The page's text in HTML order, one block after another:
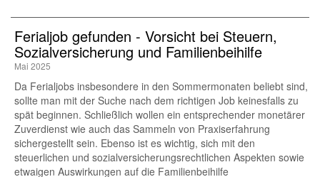
Ferialjob gefunden - Vorsicht bei Steuern,
Sozialversicherung und Familienbeihilfe
Mai 2025
Da Ferialjobs insbesondere in den Sommermonaten beliebt sind,
sollte man mit der Suche nach dem richtigen Job keinesfalls zu
spät beginnen. Schließlich wollen ein entsprechender monetärer
Zuverdienst wie auch das Sammeln von Praxiserfahrung
sichergestellt sein. Ebenso ist es wichtig, sich mit den
steuerlichen und sozialversicherungsrechtlichen Aspekten sowie
etwaigen Auswirkungen auf die Familienbeihilfe